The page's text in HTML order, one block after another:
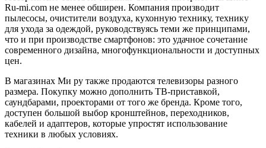
Ru-mi.com не менее обширен. Компания производит
пылесосы, очистители воздуха, кухонную технику, технику
для ухода за одеждой, руководствуясь теми же принципами,
что и при производстве смартфонов: это удачное сочетание
современного дизайна, многофункциональности и доступных
цен.
В магазинах Ми ру также продаются телевизоры разного
размера. Покупку можно дополнить ТВ-приставкой,
саундбарами, проекторами от того же бренда. Кроме того,
доступен большой выбор кронштейнов, переходников,
кабелей и адаптеров, которые упростят использование
техники в любых условиях.